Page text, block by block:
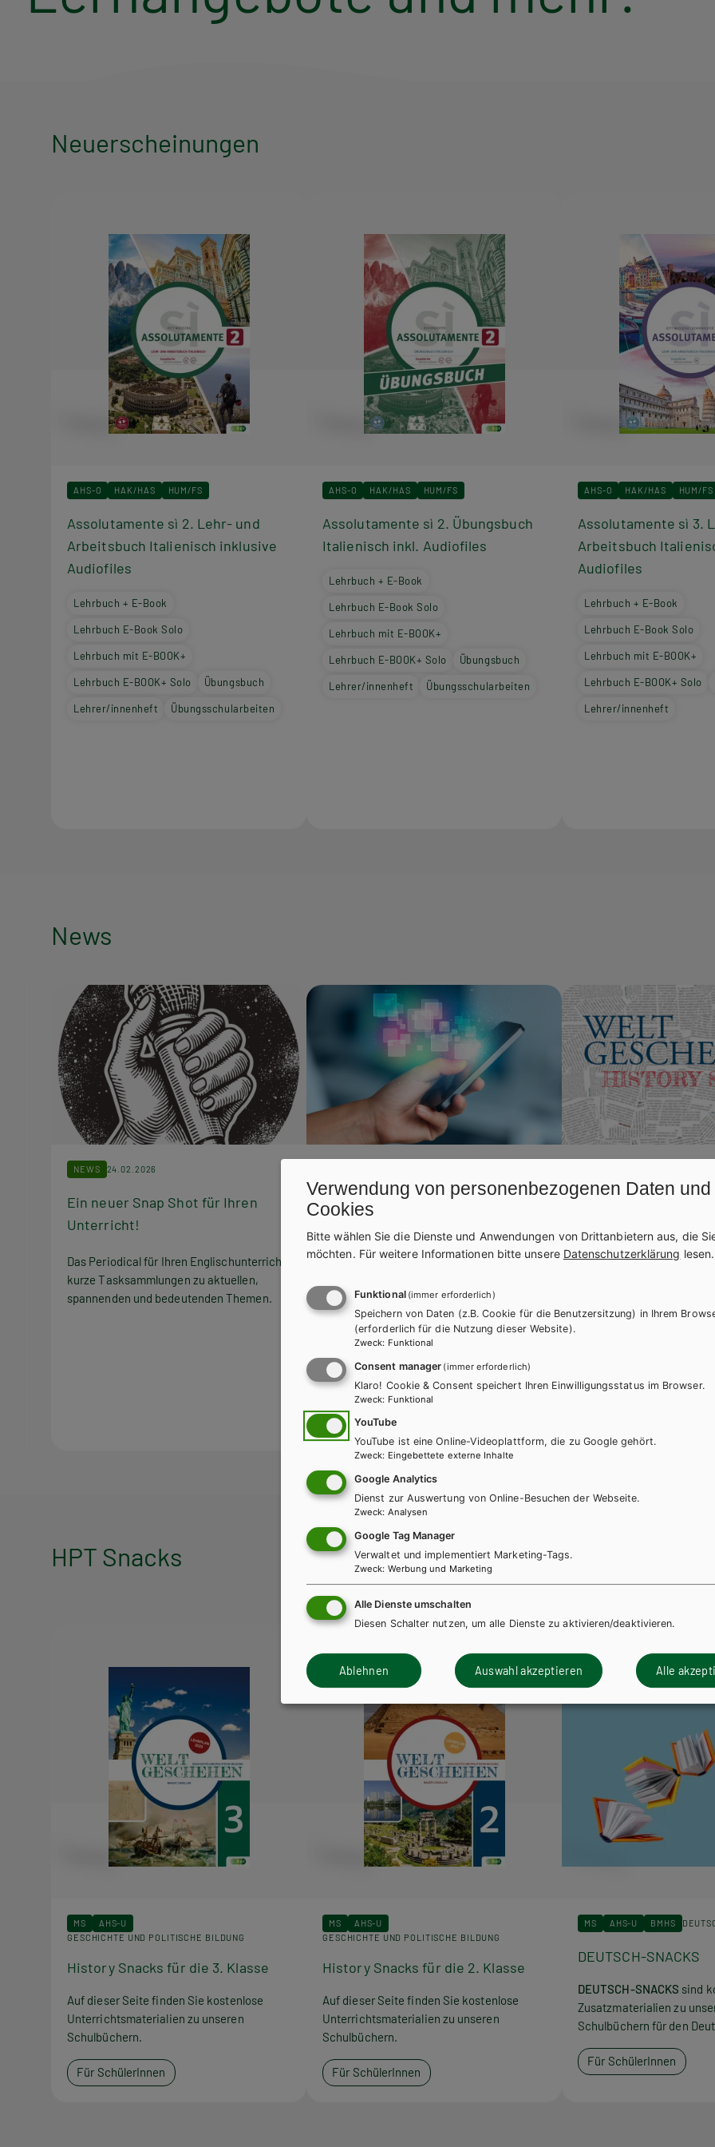
Neuerscheinungen
AHS-O HAK/HAS HUM/FS
Assolutamente sì 2. Lehr- und
Arbeitsbuch Italienisch inklusive
Audiofiles
Lehrbuch + E-Book
Lehrbuch E-Book Solo
Lehrbuch mit E-BOOK+
Lehrbuch E-BOOK+ Solo Übungsbuch
Lehrer/innenheft Übungsschularbeiten
AHS-O HAK/HAS HUM/FS
Assolutamente sì 2. Übungsbuch
Italienisch inkl. Audiofiles
Lehrbuch + E-Book
Lehrbuch E-Book Solo
Lehrbuch mit E-BOOK+
Lehrbuch E-BOOK+ Solo Übungsbuch
Lehrer/innenheft Übungsschularbeiten
AHS-O HAK/HAS HUM/FS
Assolutamente sì 3.
Arbeitsbuch
Audiofiles
Lehrbuch + E-Book
Lehrbuch E-Book Solo
Lehrbuch mit E-BOOK+
Lehrbuch E-BOOK+ Solo
Lehrer/innenheft
News
News
NEWS 24.02.2026
Ein neuer Snap Shot für Ihren
Unterricht!
Das Periodical für Ihren Englischunterricht:
kurze Tasksammlungen zu aktuellen,
spannenden und bedeutenden Themen.
Marktplatz Lernapps
Qualitätsgeprüfte Apps für Ihren Unterricht
ohne Zusatzkosten bestellen? Ganz
Die perfekte Ergänzung
mit Weltgeschehen:
Arbeitsblätter für die
HPT
HPT Snacks
MS
AHS-U
GESCHICHTE UND POLITISCHE BILDUNG
History Snacks für die 3. Klasse
Auf dieser Seite finden Sie kostenlose
Unterrichtsmaterialien zu unseren
Schulbüchern.
Für SchülerInnen
MS
AHS-U
GESCHICHTE UND POLITISCHE BILDUNG
History Snacks für die 2. Klasse
Auf dieser Seite finden Sie kostenlose
Unterrichtsmaterialien zu unseren
Schulbüchern.
Für SchülerInnen
MS AHS-U BMHS
DEUTSCH-SNACKS
DEUTSCH-SNACKS sind
Zusatzmaterialien zu
Schulbüchern für den
Für SchülerInnen
Verwendung von personenbezogenen Daten und
Cookies
Bitte wählen Sie die Dienste und Anwendungen von Drittanbietern aus, die
möchten. Für weitere Informationen bitte unsere Datenschutzerklärung lesen.
Funktional (immer erforderlich)
Speichern von Daten (z.B. Cookie für die Benutzersitzung) in Ihrem
(erforderlich für die Nutzung dieser Website).
Zweck: Funktional
Consent manager (immer erforderlich)
Klaro! Cookie & Consent speichert Ihren Einwilligungsstatus im Browser.
Zweck: Funktional
YouTube
YouTube ist eine Online-Videoplattform, die zu Google gehört.
Zweck: Eingebettete externe Inhalte
Google Analytics
Dienst zur Auswertung von Online-Besuchen der Webseite.
Zweck: Analysen
Google Tag Manager
Verwaltet und implementiert Marketing-Tags.
Zweck: Werbung und Marketing
Alle Dienste umschalten
Diesen Schalter nutzen, um alle Dienste zu aktivieren/deaktivieren.
Ablehnen Auswahl akzeptieren Alle